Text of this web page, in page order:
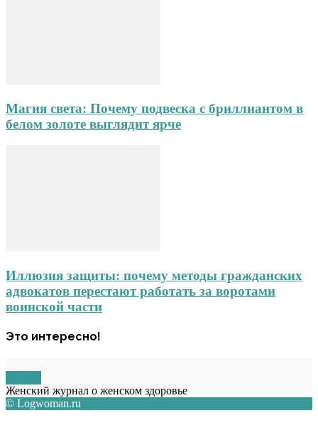
Магия света: Почему подвеска с бриллиантом в
белом золоте выглядит ярче
Иллюзия защиты: почему методы гражданских
адвокатов перестают работать за воротами
воинской части
Это интересно!
Женский журнал о женском здоровье
© Logwoman.ru